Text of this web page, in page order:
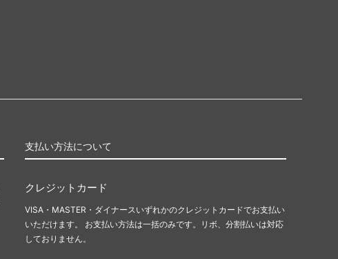
支払い方法について
クレジットカード
VISA・MASTER・ダイナースいずれかのクレジットカードでお支払い
いただけます。 お支払い方法は一括のみです。リボ、分割払いは対応
しておりません。